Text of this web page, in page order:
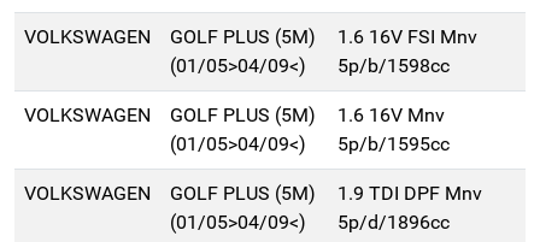
VOLKSWAGEN
GOLF PLUS (5M)
(01/05>04/09<)
1.6 16V FSI Mnv
5p/b/1598cc
VOLKSWAGEN
GOLF PLUS (5M)
(01/05>04/09<)
1.6 16V Mnv
5p/b/1595cc
VOLKSWAGEN
GOLF PLUS (5M)
(01/05>04/09<)
1.9 TDI DPF Mnv
5p/d/1896cc